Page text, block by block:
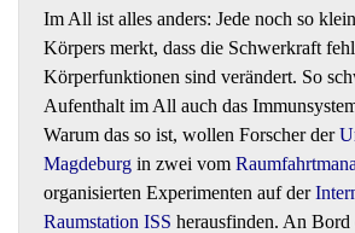
Im All ist alles anders: Jede noch so
Körpers merkt, dass die Schwerkraft
Körperfunktionen sind verändert. So
Aufenthalt im All auch das
Warum das so ist, wollen Forscher der
Magdeburg in zwei vom
organisierten Experimenten auf der
Raumstation ISS herausfinden. An Bord